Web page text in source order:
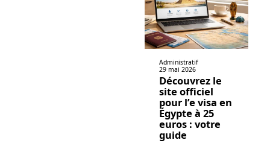
Administratif
29 mai 2026
Découvrez le
site officiel
pour l’e visa en
Égypte à 25
euros : votre
guide